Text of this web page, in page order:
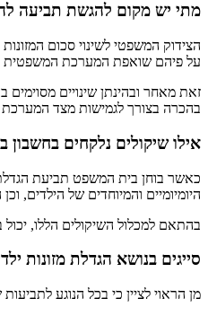
מתי יש מקום להגשת תביעה
הצידוק המשפטי לשינוי סכום
על פיהם שואפת המערכת המשפטית
זאת מאחר ובהינתן שינויים
בהכרה בצורך לגמישות מצד המערכת
אילו שיקולים נלקחים בחשבון
כאשר בוחן בית המשפט תביעת הגדלת
היומיומיים והמיוחדים של הילדים,
בהתאם למכלול השיקולים הללו,
סייגים בנושא הגדלת מזונות
מן הראוי לציין כי בכל הנוגע